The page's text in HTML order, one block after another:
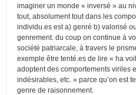
imaginer un monde « inversé » au
tout, absolument tout dans les
individu.es est a) genré b) valorisé
genrement. du coup on continue à
société patriarcale, à travers le
exemple être tenté.es de lire « ha
adoptent des comportements viriles
indésirables, etc. » parce qu’on est
genre de raisonnement.